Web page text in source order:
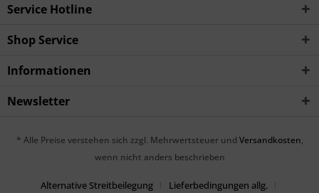
Service Hotline
Shop Service
Informationen
Newsletter
* Alle Preise verstehen sich zzgl. Mehrwertsteuer und Versandkosten,
wenn nicht anders beschrieben
Alternative Streitbeilegung
Lieferbedingungen allg.